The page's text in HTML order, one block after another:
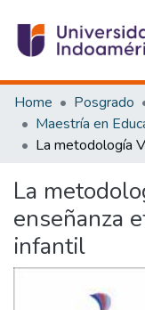
Communities &
All of DSpace
Statistics
Home Posgrado
La
enseñanza
infantil